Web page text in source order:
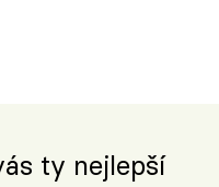
ty nejlepší